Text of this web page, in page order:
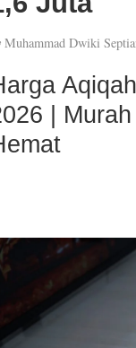
Muhammad Dwiki
|